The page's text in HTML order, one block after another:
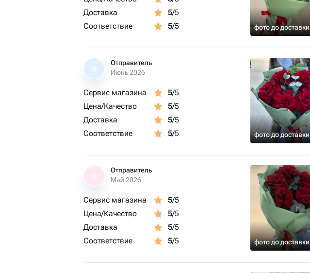
Доставка
5/5
Соответствие
5/5 фото до доставки
О
Отправитель
Июнь 2026
Сервис магазина 5/5
Цена/Качество
5/5
Доставка
5/5
Соответствие
5/5 фото до доставки
Отправитель
Май 2026
Сервис магазина 5/5
Цена/Качество
5/5
Доставка
5/5
Соответствие
5/5 фото до доставки